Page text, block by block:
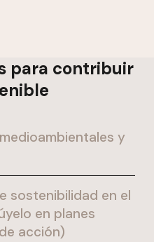
para contribuir
y
sostenibilidad en el
en planes
acción)